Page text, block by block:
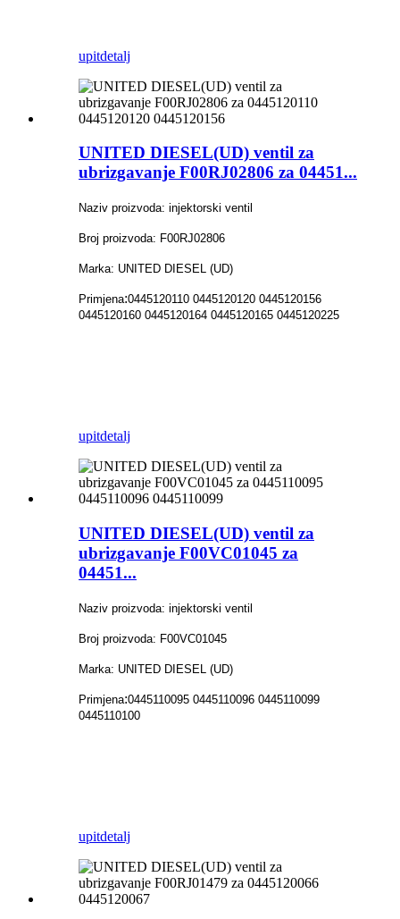
upitdetalj
UNITED DIESEL(UD) ventil za
ubrizgavanje F00RJ02806 za 04451...
Naziv proizvoda: injektorski ventil
Broj proizvoda: F00RJ02806
Marka: UNITED DIESEL (UD)
Primjena:0445120110 0445120120 0445120156
0445120160 0445120164 0445120165 0445120225
upitdetalj
UNITED DIESEL(UD) ventil za
ubrizgavanje F00VC01045 za
04451...
Naziv proizvoda: injektorski ventil
Broj proizvoda: F00VC01045
Marka: UNITED DIESEL (UD)
Primjena:0445110095 0445110096 0445110099
0445110100
upitdetalj